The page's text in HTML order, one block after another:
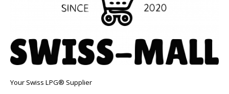
Your Swiss LPG® Supplier